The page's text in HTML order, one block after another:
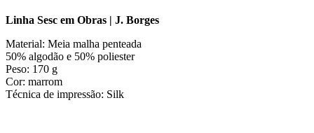
Linha Sesc em Obras | J. Borges
Material: Meia malha penteada
50% algodão e 50% poliester
Peso: 170 g
Cor: marrom
Técnica de impressão: Silk